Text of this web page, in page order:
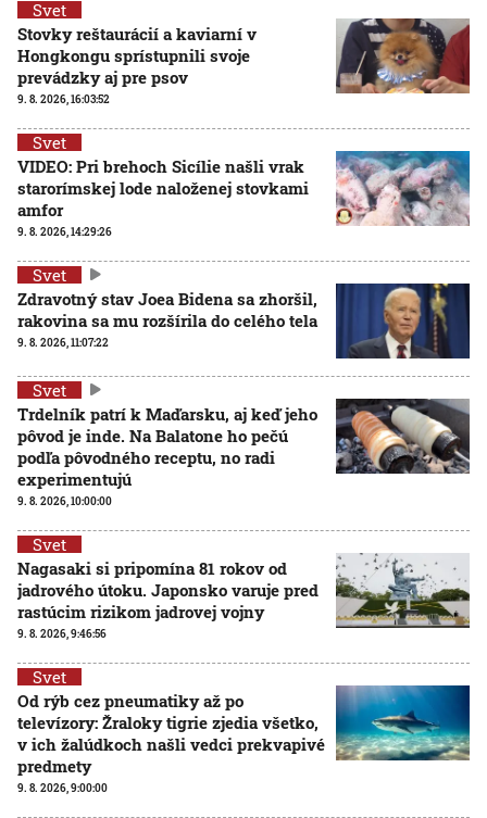
Svet
Stovky reštaurácií a kaviarní v
Hongkongu sprístupnili svoje
prevádzky aj pre psov
9. 8. 2026, 16:03:52
Svet
VIDEO: Pri brehoch Sicílie našli vrak
starorímskej lode naloženej stovkami
amfor
9. 8. 2026, 14:29:26
Svet
Zdravotný stav Joea Bidena sa zhoršil,
rakovina sa mu rozšírila do celého tela
9. 8. 2026, 11:07:22
Svet
Trdelník patrí k Maďarsku, aj keď jeho
pôvod je inde. Na Balatone ho pečú
podľa pôvodného receptu, no radi
experimentujú
9. 8. 2026, 10:00:00
Svet
Nagasaki si pripomína 81 rokov od
jadrového útoku. Japonsko varuje pred
rastúcim rizikom jadrovej vojny
9. 8. 2026, 9:46:56
Svet
Od rýb cez pneumatiky až po
televízory: Žraloky tigrie zjedia všetko,
v ich žalúdkoch našli vedci prekvapivé
predmety
9. 8. 2026, 9:00:00